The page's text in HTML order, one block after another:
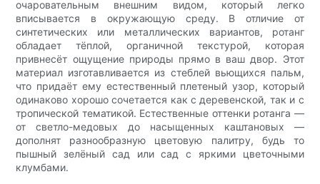
очаровательным внешним видом, который легко
вписывается в окружающую среду. В отличие от
синтетических или металлических вариантов, ротанг
обладает тёплой, органичной текстурой, которая
привнесёт ощущение природы прямо в ваш двор. Этот
материал изготавливается из стеблей вьющихся пальм,
что придаёт ему естественный плетеный узор, который
одинаково хорошо сочетается как с деревенской, так и с
тропической тематикой. Естественные оттенки ротанга —
от светло-медовых до насыщенных каштановых —
дополнят разнообразную цветовую палитру, будь то
пышный зелёный сад или сад с яркими цветочными
клумбами.